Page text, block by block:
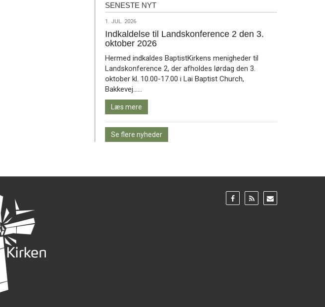
Seneste
SENESTE NYT
1.
jul.
2026
1. JUL. 2026
Indkaldelse til Landskonference 2 den 3.
oktober 2026
Hermed indkaldes BaptistKirkens menigheder til
Landskonference 2, der afholdes lørdag den 3.
oktober kl. 10.00-17.00 i Lai Baptist Church,
Bakkevej……
mere
Læs mere
Se flere nyheder
Gå
til:
Gå
til:
Gå
til: